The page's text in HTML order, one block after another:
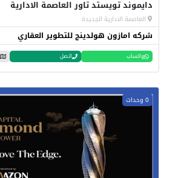
دايموند تويستد تاور العاصمة الادارية
العاصمة الادارية الجديدة
شركه امازون هولدينج للتطوير العقاري
واتساب اتصل
0 وحدات